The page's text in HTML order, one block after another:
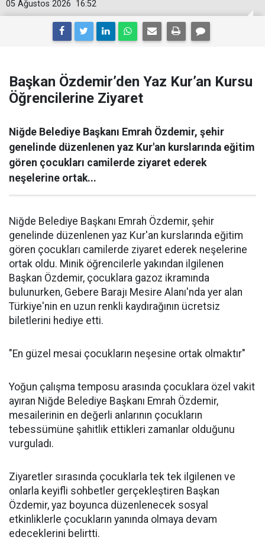
16:52
05 Ağustos 2026
Başkan Özdemir’den Yaz Kur’an Kursu
Öğrencilerine Ziyaret
Niğde Belediye Başkanı Emrah Özdemir, şehir
genelinde düzenlenen yaz Kur'an kurslarında eğitim
gören çocukları camilerde ziyaret ederek
neşelerine ortak...
Niğde Belediye Başkanı Emrah Özdemir, şehir
genelinde düzenlenen yaz Kur'an kurslarında eğitim
gören çocukları camilerde ziyaret ederek neşelerine
ortak oldu. Minik öğrencilerle yakından ilgilenen
Başkan Özdemir, çocuklara gazoz ikramında
bulunurken, Gebere Barajı Mesire Alanı'nda yer alan
Türkiye'nin en uzun renkli kaydırağının ücretsiz
biletlerini hediye etti.
"En güzel mesai çocukların neşesine ortak olmaktır"
Yoğun çalışma temposu arasında çocuklara özel vakit
ayıran Niğde Belediye Başkanı Emrah Özdemir,
mesailerinin en değerli anlarının çocukların
tebessümüne şahitlik ettikleri zamanlar olduğunu
vurguladı.
Ziyaretler sırasında çocuklarla tek tek ilgilenen ve
onlarla keyifli sohbetler gerçekleştiren Başkan
Özdemir, yaz boyunca düzenlenecek sosyal
etkinliklerle çocukların yanında olmaya devam
edeceklerini belirtti.